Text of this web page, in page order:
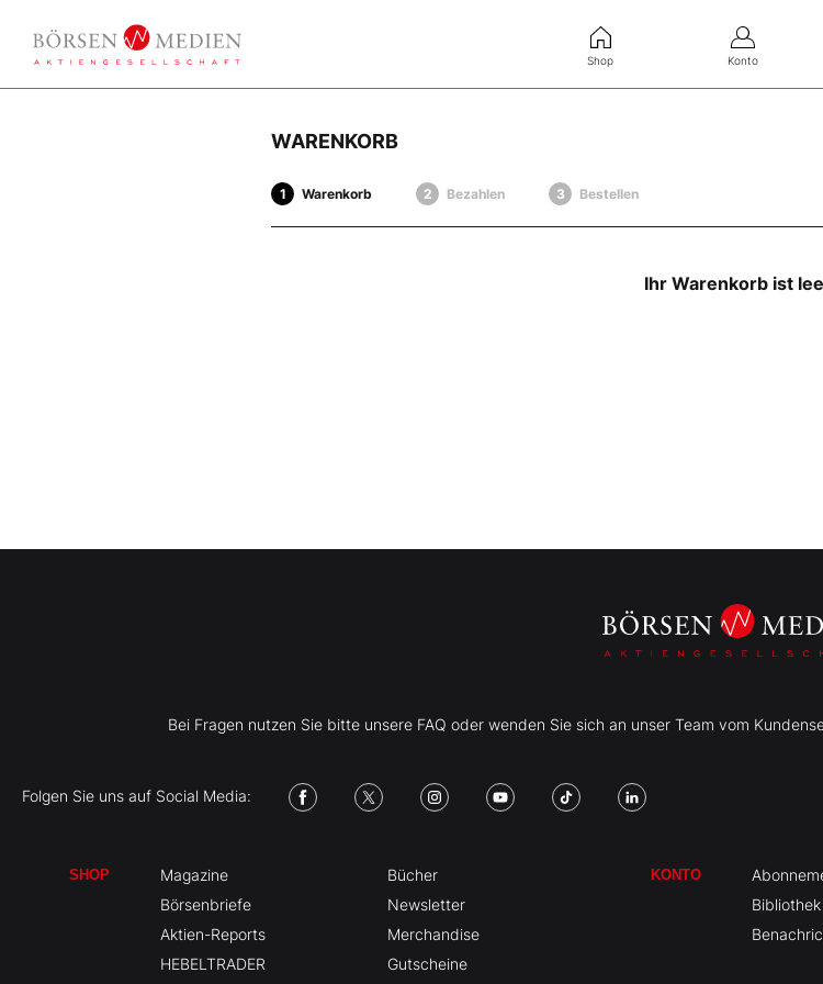
Shop Konto
WARENKORB
Warenkorb Bezahlen Bestellen
Ihr Warenkorb ist
Bei Fragen nutzen Sie bitte unsere FAQ oder wenden Sie sich an unser Team vom
Folgen Sie uns auf Social Media:
SHOP
Magazine
Börsenbriefe
Aktien-Reports
HEBELTRADER
Bücher
Newsletter
Merchandise
Gutscheine
KONTO
Bibliothek